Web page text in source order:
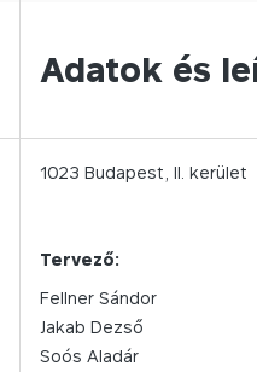
Adatok és
1023 Budapest, II. kerület
Tervező:
Fellner Sándor
Jakab Dezső
Soós Aladár